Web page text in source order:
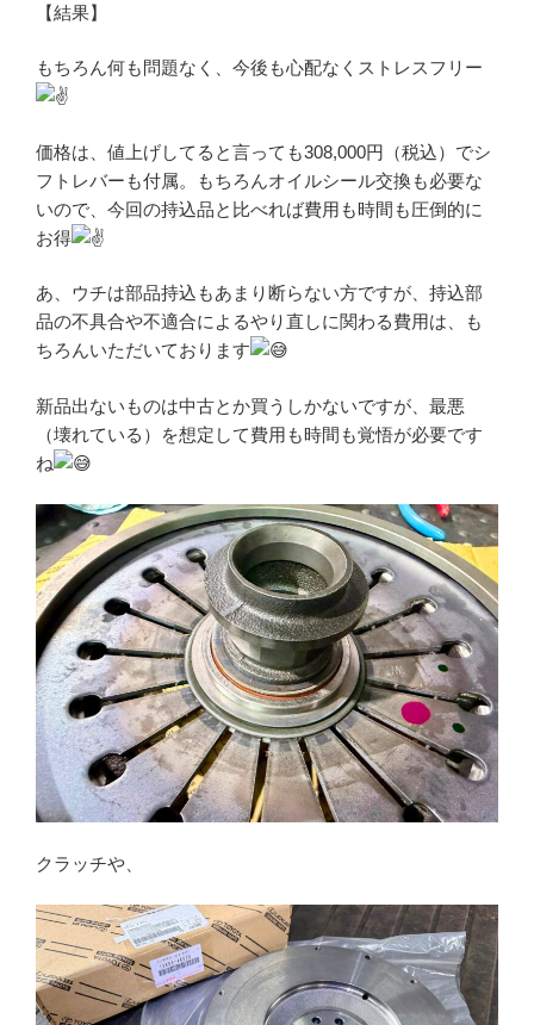
【結果】
もちろん何も問題なく、今後も心配なくストレスフリー
価格は、値上げしてると言っても308,000円（税込）でシ
フトレバーも付属。もちろんオイルシール交換も必要な
いので、今回の持込品と比べれば費用も時間も圧倒的に
お得
あ、ウチは部品持込もあまり断らない方ですが、持込部
品の不具合や不適合によるやり直しに関わる費用は、も
ちろんいただいております
新品出ないものは中古とか買うしかないですが、最悪
（壊れている）を想定して費用も時間も覚悟が必要です
ね
クラッチや、